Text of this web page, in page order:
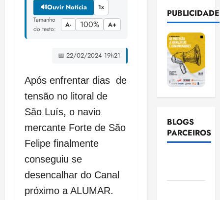
🔊Ouvir Notícia 1x
Tamanho
do texto:
A- 100% A+
📅 22/02/2024 19h21
Após enfrentar dias de
tensão no litoral de
São Luís, o navio
mercante Forte de São
Felipe finalmente
conseguiu se
desencalhar do Canal
próximo a ALUMAR.
PUBLICIDADE
BLOGS
PARCEIROS